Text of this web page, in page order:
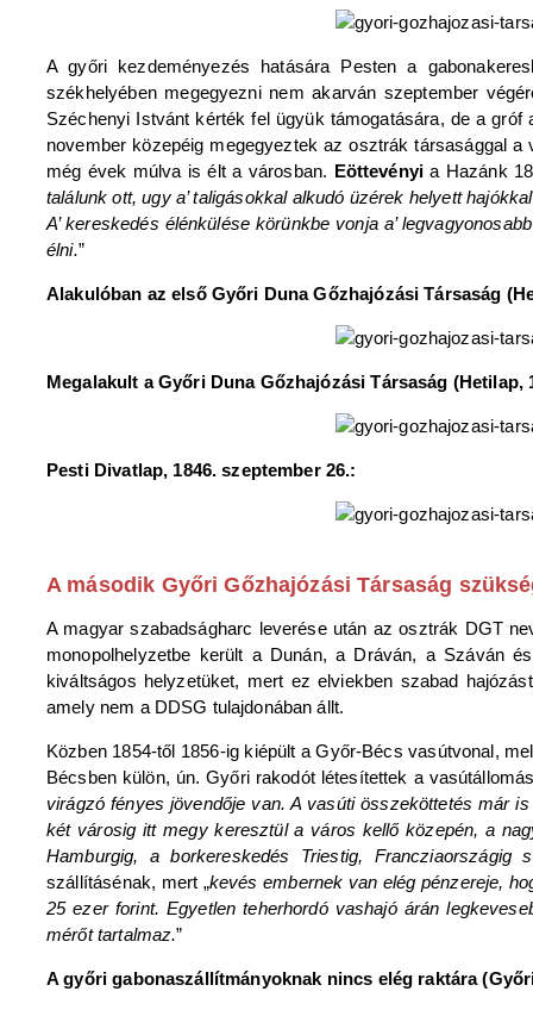
A győri kezdeményezés hatására Pesten a
székhelyében megegyezni nem akarván szeptember
Széchenyi Istvánt kérték fel ügyük támogatására, de a
november közepéig megegyeztek az osztrák társasággal
még évek múlva is élt a városban. Eöttevényi a Hazánk
találunk ott, ugy a’ taligásokkal alkudó üzérek helyett
A’ kereskedés élénkülése körünkbe vonja a’
élni.”
Alakulóban az első Győri Duna Gőzhajózási Társaság
Megalakult a Győri Duna Gőzhajózási Társaság (Hetilap,
Pesti Divatlap, 1846. szeptember 26.:
A második Győri Gőzhajózási Társaság
A magyar szabadságharc leverése után az osztrák DGT
monopolhelyzetbe került a Dunán, a Dráván, a Száván
kiváltságos helyzetüket, mert ez elviekben szabad
amely nem a DDSG tulajdonában állt.
Közben 1854-től 1856-ig kiépült a Győr-Bécs vasútvonal,
Bécsben külön, ún. Győri rakodót létesítettek a
virágzó fényes jövendője van. A vasúti összeköttetés már
két városig itt megy keresztül a város kellő közepén, a
Hamburgig, a borkereskedés Triestig, Francziaországig
szállításénak, mert „kevés embernek van elég pénzereje,
25 ezer forint. Egyetlen teherhordó vashajó árán
mérőt tartalmaz.”
A győri gabonaszállítmányoknak nincs elég raktára